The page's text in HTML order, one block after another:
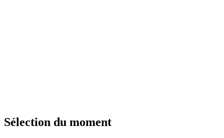
Sélection du moment